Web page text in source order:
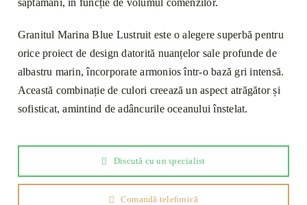
1.6cm
săptămâni, în funcție de volumul comenzilor.
Granitul Marina Blue Lustruit este o alegere superbă pentru
orice proiect de design datorită nuanțelor sale profunde de
albastru marin, încorporate armonios într-o bază gri intensă.
Această combinație de culori creează un aspect atrăgător și
sofisticat, amintind de adâncurile oceanului înstelat.
Discută cu un specialist
Comandă telefonică